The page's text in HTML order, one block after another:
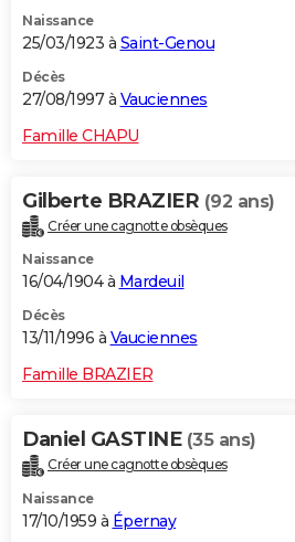
Naissance
25/03/1923 à Saint-Genou
Décès
27/08/1997 à Vauciennes
Famille CHAPU
Gilberte BRAZIER (92 ans)
Créer une cagnotte obsèques
Naissance
16/04/1904 à Mardeuil
Décès
13/11/1996 à Vauciennes
Famille BRAZIER
Daniel GASTINE (35 ans)
Créer une cagnotte obsèques
Naissance
17/10/1959 à Épernay